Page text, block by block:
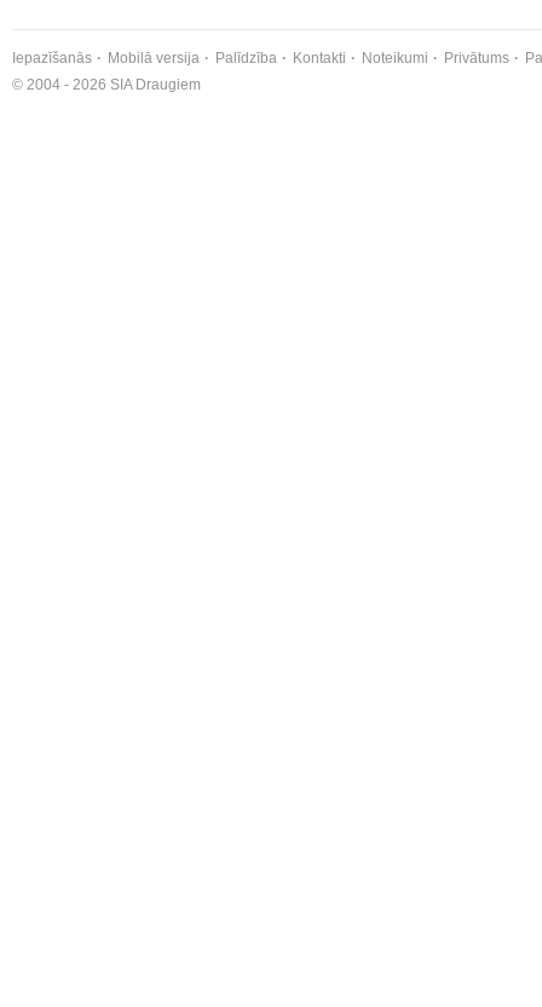
Iepazīšanās Mobilā versija Palīdzība Kontakti Noteikumi Privātums
© 2004 - 2026 SIA Draugiem